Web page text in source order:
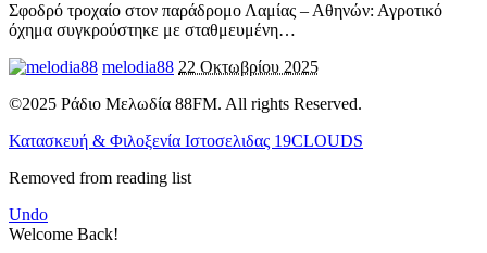
Σφοδρό τροχαίο στον παράδρομο Λαμίας – Αθηνών: Αγροτικό
όχημα συγκρούστηκε με σταθμευμένη…
melodia88 22 Οκτωβρίου 2025
©2025 Ράδιο Μελωδία 88FM. All rights Reserved.
Κατασκευή & Φιλοξενία Ιστοσελιδας 19CLOUDS
Removed from reading list
Undo
Welcome Back!